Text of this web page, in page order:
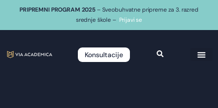
PRIPREMNI PROGRAM 2025 – Sveobuhvatne pripreme za 3. razred
srednje škole – Prijavi se
Konsultacije